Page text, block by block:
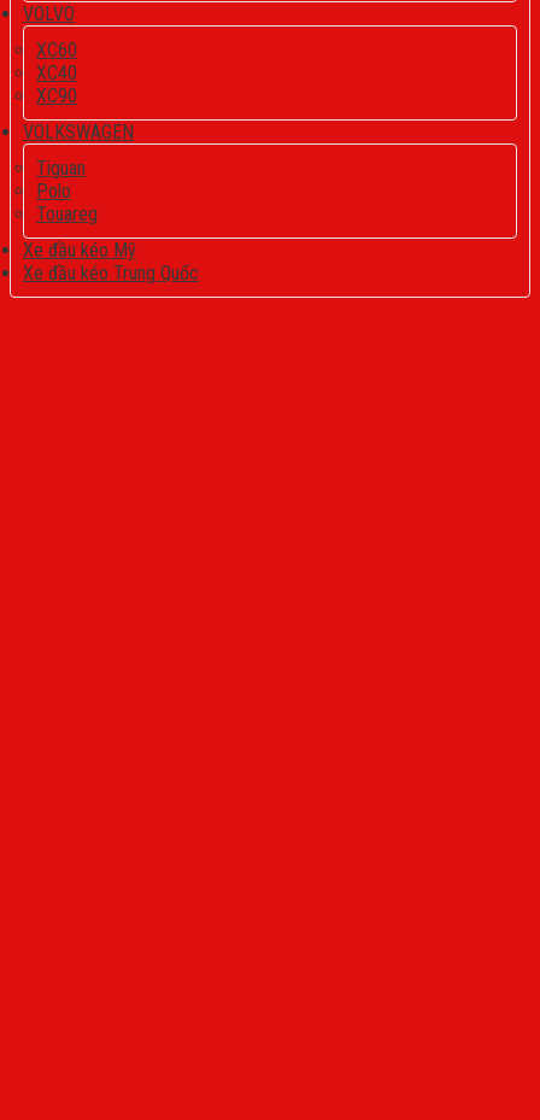
VOLVO
XC60
XC40
XC90
VOLKSWAGEN
Tiguan
Polo
Touareg
Xe đầu kéo Mỹ
Xe đầu kéo Trung Quốc